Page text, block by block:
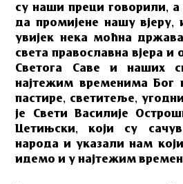
су наши преци говорили, а
да промијене нашу вјеру,
увијек нека моћна
света православна вјера и
Светога Саве и наших
најтежим временима Бог
пастире, светитеље,
је Свети Василије
Цетињски, који су
народа и указали нам
идемо и у најтежим